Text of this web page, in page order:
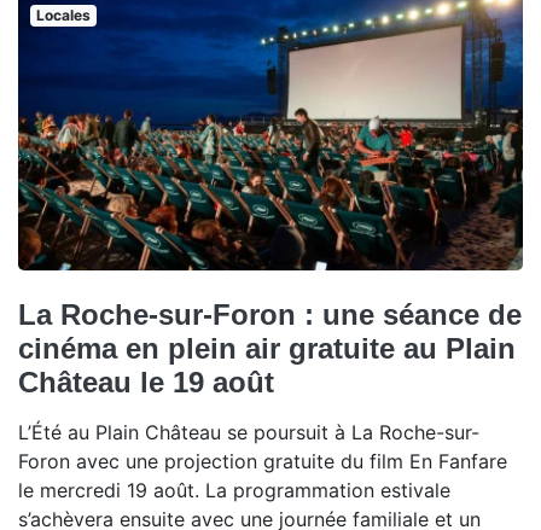
Locales
La Roche-sur-Foron : une séance de
cinéma en plein air gratuite au Plain
Château le 19 août
L’Été au Plain Château se poursuit à La Roche-sur-
Foron avec une projection gratuite du film En Fanfare
le mercredi 19 août. La programmation estivale
s’achèvera ensuite avec une journée familiale et un